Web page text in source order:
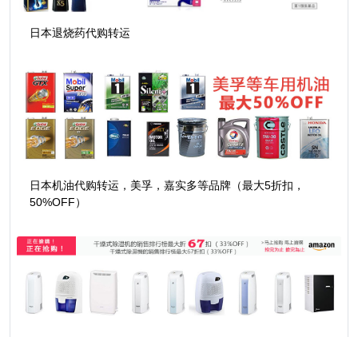
日本退烧药代购转运
日本机油代购转运，美孚，嘉实多等品牌（最大5折扣，
50%OFF）